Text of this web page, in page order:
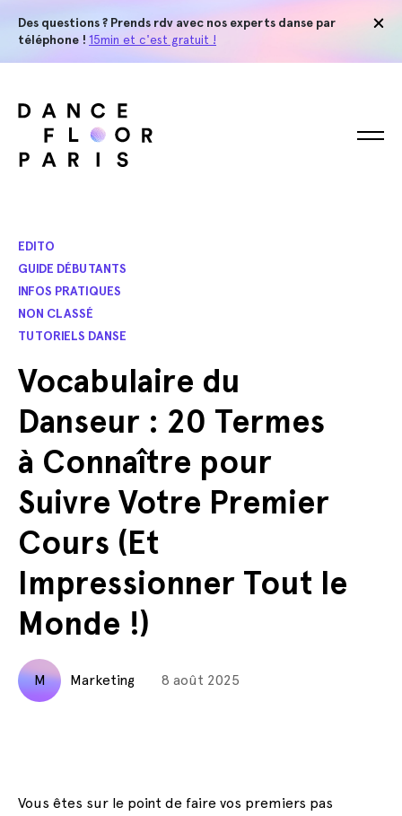
Des questions ? Prends rdv avec nos experts danse par
téléphone ! 15min et c'est gratuit !
EDITO
GUIDE DÉBUTANTS
INFOS PRATIQUES
NON CLASSÉ
TUTORIELS DANSE
Vocabulaire du
Danseur : 20 Termes
à Connaître pour
Suivre Votre Premier
Cours (Et
Impressionner Tout le
Monde !)
M Marketing 8 août 2025
Vous êtes sur le point de faire vos premiers pas